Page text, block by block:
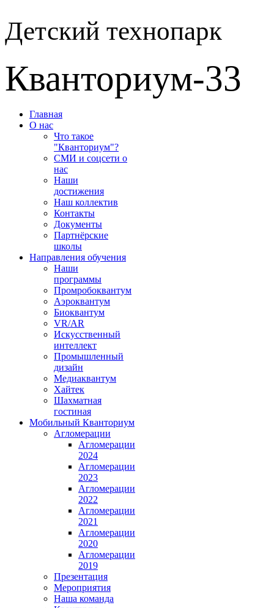
Детский технопарк
Кванториум-33
Главная
О нас
Что такое
"Кванториум"?
СМИ и соцсети о
нас
Наши
достижения
Наш коллектив
Контакты
Документы
Партнёрские
школы
Направления обучения
Наши
программы
Промробоквантум
Аэроквантум
Биоквантум
VR/AR
Искусственный
интеллект
Промышленный
дизайн
Медиаквантум
Хайтек
Шахматная
гостиная
Мобильный Кванториум
Агломерации
Агломерации
2024
Агломерации
2023
Агломерации
2022
Агломерации
2021
Агломерации
2020
Агломерации
2019
Презентация
Мероприятия
Наша команда